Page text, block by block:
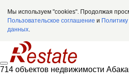
Мы используем "cookies". Продолжая
Пользовательское соглашение и
данных.
714 объектов недвижимости